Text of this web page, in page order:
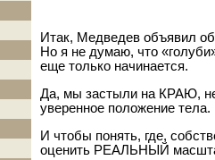
Итак, Медведев объявил
Но я не думаю, что
еще только начинается.
Да, мы застыли на КРАЮ,
уверенное положение тела.
И чтобы понять, где,
оценить РЕАЛЬНЫЙ